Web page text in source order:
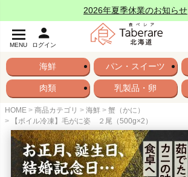
2026年夏季休業のお知らせ
MENU ログイン
海鮮 パン・スイーツ
肉類 乳製品・卵
HOME 商品カテゴリ 海鮮
蟹（かに）
【ボイル冷凍】毛がに姿 ２尾（500g×2）